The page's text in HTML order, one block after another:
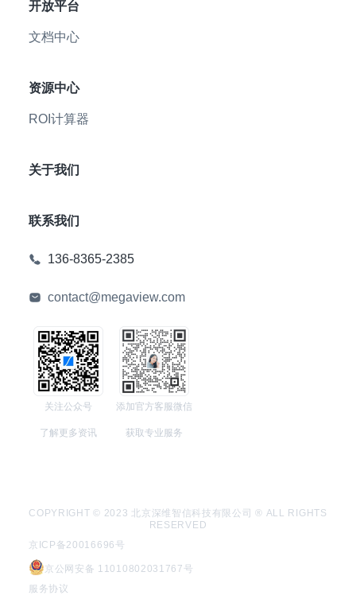
开放平台
文档中心
资源中心
ROI计算器
关于我们
联系我们
136-8365-2385
contact@megaview.com
关注公众号
了解更多资讯
添加官方客服微信
获取专业服务
COPYRIGHT © 2023 北京深维智信科技有限公司 ® ALL RIGHTS
RESERVED
京ICP备20016696号
京公网安备 11010802031767号
服务协议